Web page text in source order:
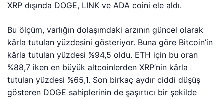
XRP dışında DOGE, LINK ve ADA coini ele aldı.
Bu ölçüm, varlığın dolaşımdaki arzının güncel olarak
kârla tutulan yüzdesini gösteriyor. Buna göre Bitcoin’in
kârla tutulan yüzdesi %94,5 oldu. ETH için bu oran
%88,7 iken en büyük altcoinlerden XRP’nin kârla
tutulan yüzdesi %65,1. Son birkaç aydır ciddi düşüş
gösteren DOGE sahiplerinin de şaşırtıcı bir şekilde